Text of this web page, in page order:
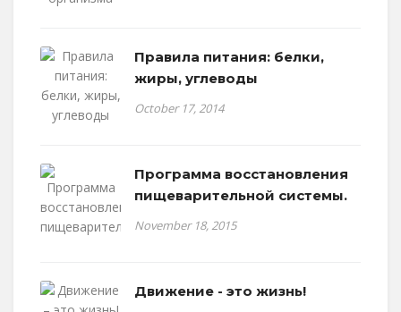
Правила питания: белки,
жиры, углеводы
October 17, 2014
Программа восстановления
пищеварительной системы.
November 18, 2015
Движение - это жизнь!